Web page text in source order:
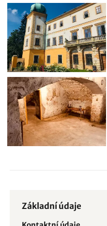
Základní údaje